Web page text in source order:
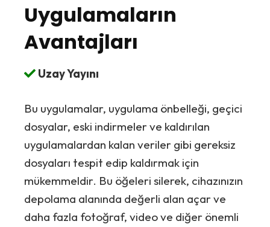
Uygulamaların
Avantajları
Uzay Yayını
Bu uygulamalar, uygulama önbelleği, geçici
dosyalar, eski indirmeler ve kaldırılan
uygulamalardan kalan veriler gibi gereksiz
dosyaları tespit edip kaldırmak için
mükemmeldir. Bu öğeleri silerek, cihazınızın
depolama alanında değerli alan açar ve
daha fazla fotoğraf, video ve diğer önemli